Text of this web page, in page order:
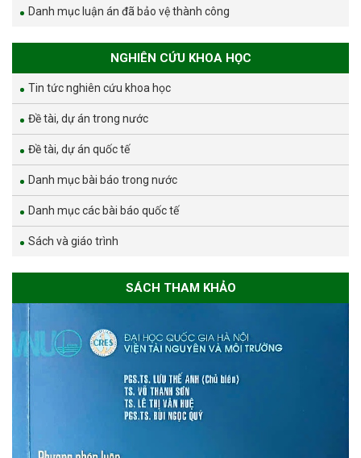
Danh mục luận án đã bảo vệ thành công
NGHIÊN CỨU KHOA HỌC
Tin tức nghiên cứu khoa học
Đề tài, dự án trong nước
Đề tài, dự án quốc tế
Danh mục bài báo trong nước
Danh mục các bài báo quốc tế
Sách và giáo trình
SÁCH THAM KHẢO